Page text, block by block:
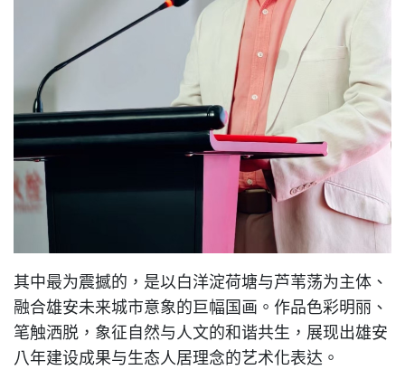
其中最为震撼的，是以白洋淀荷塘与芦苇荡为主体、
融合雄安未来城市意象的巨幅国画。作品色彩明丽、
笔触洒脱，象征自然与人文的和谐共生，展现出雄安
八年建设成果与生态人居理念的艺术化表达。